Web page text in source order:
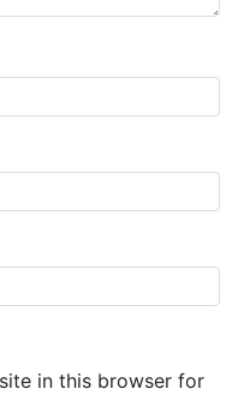
in this browser for